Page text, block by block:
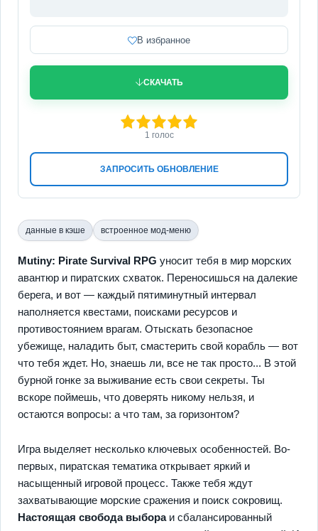
В избранное
СКАЧАТЬ
ЗАПРОСИТЬ ОБНОВЛЕНИЕ
3 4 5
1 голос
данные в кэше встроенное мод-меню
Mutiny: Pirate Survival RPG уносит тебя в мир морских
авантюр и пиратских схваток. Переносишься на далекие
берега, и вот — каждый пятиминутный интервал
наполняется квестами, поисками ресурсов и
противостоянием врагам. Отыскать безопасное
убежище, наладить быт, смастерить свой корабль — вот
что тебя ждет. Но, знаешь ли, все не так просто... В этой
бурной гонке за выживание есть свои секреты. Ты
вскоре поймешь, что доверять никому нельзя, и
остаются вопросы: а что там, за горизонтом?
Игра выделяет несколько ключевых особенностей. Во-
первых, пиратская тематика открывает яркий и
насыщенный игровой процесс. Также тебя ждут
захватывающие морские сражения и поиск сокровищ.
Настоящая свобода выбораи сбалансированный